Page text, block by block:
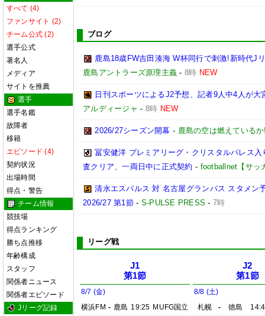
すべて (4)
ファンサイト (2)
チーム公式 (2)
選手公式
著名人
メディア
サイトを推薦
選手
選手名鑑
故障者
移籍
エピソード (4)
契約状況
出場時間
得点・警告
チーム情報
競技場
得点ランキング
勝ち点推移
年齢構成
スタッフ
関係者ニュース
関係者エピソード
Jリーグ記録
ブログ
鹿島18歳FW吉田湊海 W杯同行で刺激!新時代J
鹿島アントラーズ原理主義 -8時 NEW
日刊スポーツによるJ2予想、記者9人中4人が大
アルディージャ - 8時 NEW
2026/27シーズン開幕 - 鹿島の空は燃えている
冨安健洋 プレミアリーグ・クリスタルパレス
査クリア、一両日中に正式契約 - footballnet【サッ
清水エスパルス 対 名古屋グランパス スタメン
2026/27 第1節 - S-PULSE PRESS -7時
リーグ戦
J1
第1節
8/7 (金)
横浜FM - 鹿島 19:25 MUFG国立
J2
第1節
8/8 (土)
札幌
- 徳島